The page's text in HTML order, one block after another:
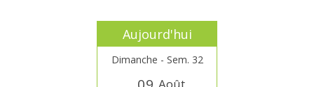
Aujourd'hui
Dimanche - Sem. 32